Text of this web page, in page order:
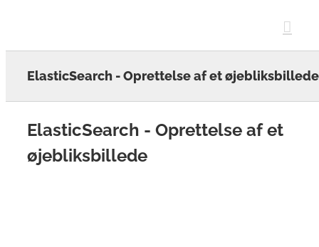
ElasticSearch - Oprettelse af et øjebliksbillede
ElasticSearch - Oprettelse af et
øjebliksbillede